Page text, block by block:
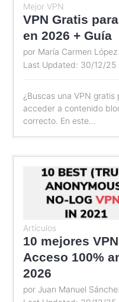
Mejor VPN
VPN Gratis
en 2026 + Guía
¿Buscas una VPN
acceder a contenido
correcto. En este…
por María Carmen López
Last Updated: 30/12/25
Artículos
10 mejores
Acceso 100%
2026
por Juan Manuel